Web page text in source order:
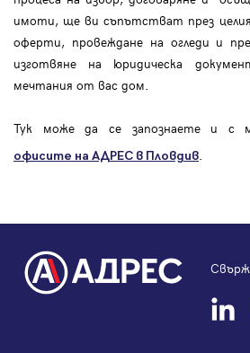
имоти, ще ви съпътстват през целия
оферти, провеждане на огледи и
изготвяне на юридическа
мечтания от вас дом.
Тук може да се запознаете и с
офисите на АДРЕС в Пловдив